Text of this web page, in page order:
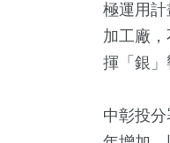
極運用
加工廠
揮「銀」
中彰投